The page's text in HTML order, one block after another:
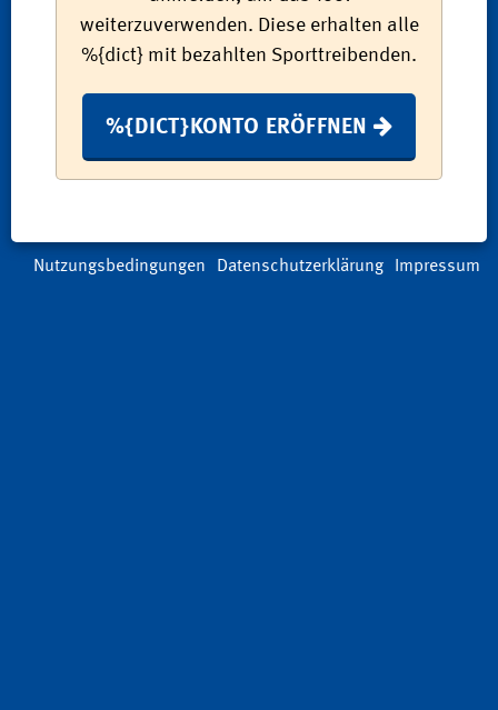
weiterzuverwenden. Diese erhalten alle
%{dict} mit bezahlten Sporttreibenden.
%{DICT}KONTO ERÖFFNEN
Nutzungsbedingungen Datenschutzerklärung Impressum